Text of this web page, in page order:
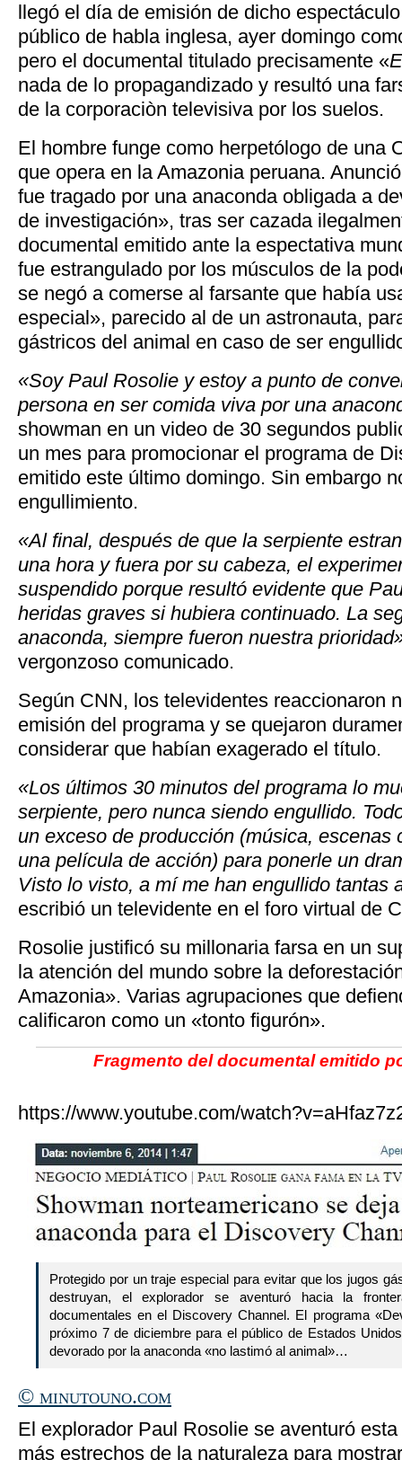
llegó el día de emisión de dicho
público de habla inglesa, ayer domingo
pero el documental titulado precisamente «
nada de lo propagandizado y resultó una
de la corporaciòn televisiva por los suelos.
El hombre funge como herpetólogo de una
que opera en la Amazonia peruana.
fue tragado por una anaconda obligada a
de investigación», tras ser cazada
documental emitido ante la espectativa
fue estrangulado por los músculos de la
se negó a comerse al farsante que había
especial», parecido al de un astronauta,
gástricos del animal en caso de ser
«Soy Paul Rosolie y estoy a punto de
persona en ser comida viva por una
showman en un video de 30 segundos
un mes para promocionar el programa de
emitido este último domingo. Sin embargo
engullimiento.
«Al final, después de que la serpiente
una hora y fuera por su cabeza, el
suspendido porque resultó evidente que
heridas graves si hubiera continuado. La
anaconda, siempre fueron nuestra
vergonzoso comunicado.
Según CNN, los televidentes reaccionaron
emisión del programa y se quejaron
considerar que habían exagerado el título.
«Los últimos 30 minutos del programa lo
serpiente, pero nunca siendo engullido.
un exceso de producción (música, escenas
una película de acción) para ponerle un
Visto lo visto, a mí me han engullido tantas
escribió un televidente en el foro virtual de
Rosolie justificó su millonaria farsa en un
la atención del mundo sobre la
Amazonia». Varias agrupaciones que
calificaron como un «tonto figurón».
Fragmento del documental emitido
https://www.youtube.com/
Protegido por un traje especial para evitar que los jugos
destruyan, el explorador se aventuró hacia la
documentales en el Discovery Channel. El programa
próximo 7 de diciembre para el público de Estados
devorado por la anaconda «no lastimó al animal»…
© minutouno.com
El explorador Paul Rosolie se aventuró
más estrechos de la naturaleza para